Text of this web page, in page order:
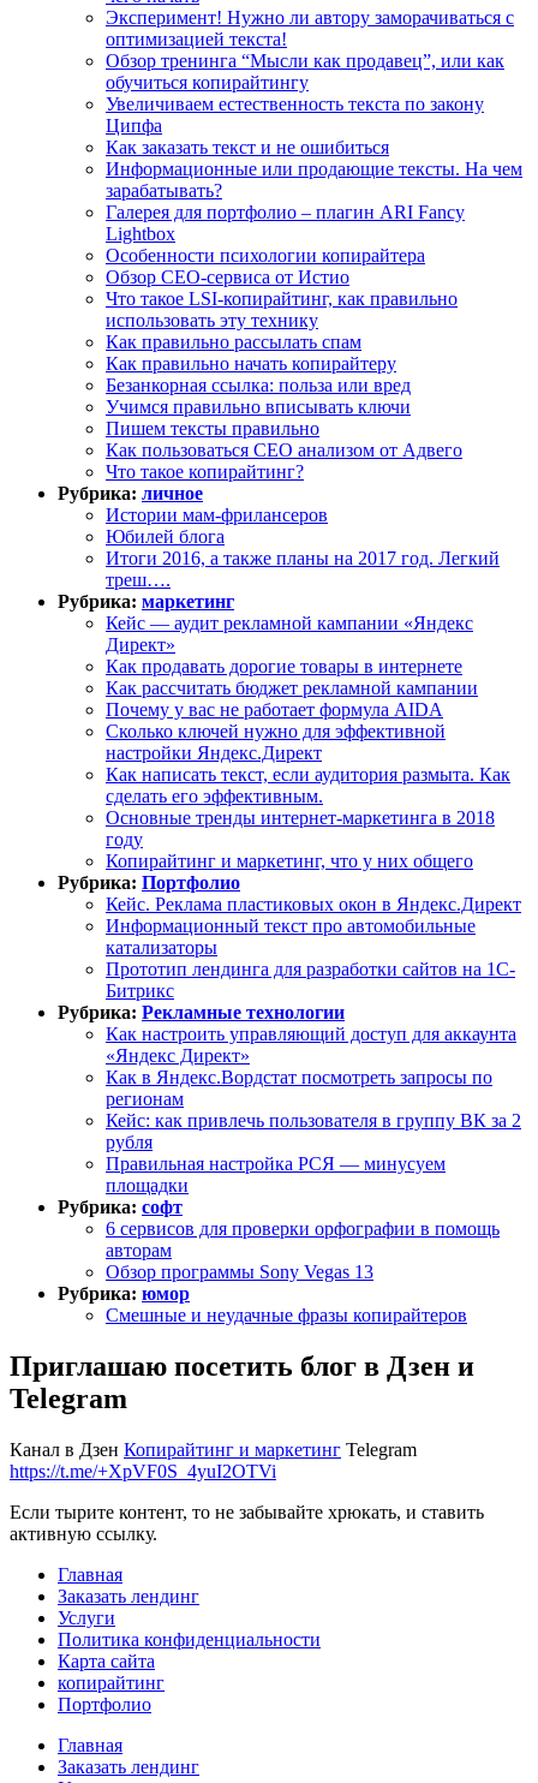
Эксперимент! Нужно ли автору заморачиваться с
оптимизацией текста!
Обзор тренинга “Мысли как продавец”, или как
обучиться копирайтингу
Увеличиваем естественность текста по закону
Ципфа
Как заказать текст и не ошибиться
Информационные или продающие тексты. На чем
зарабатывать?
Галерея для портфолио – плагин ARI Fancy
Lightbox
Особенности психологии копирайтера
Обзор СЕО-сервиса от Истио
Что такое LSI-копирайтинг, как правильно
использовать эту технику
Как правильно рассылать спам
Как правильно начать копирайтеру
Безанкорная ссылка: польза или вред
Учимся правильно вписывать ключи
Пишем тексты правильно
Как пользоваться СЕО анализом от Адвего
Что такое копирайтинг?
Рубрика: личное
Истории мам-фрилансеров
Юбилей блога
Итоги 2016, а также планы на 2017 год. Легкий
треш….
Рубрика: маркетинг
Кейс — аудит рекламной кампании «Яндекс
Директ»
Как продавать дорогие товары в интернете
Как рассчитать бюджет рекламной кампании
Почему у вас не работает формула AIDA
Сколько ключей нужно для эффективной
настройки Яндекс.Директ
Как написать текст, если аудитория размыта. Как
сделать его эффективным.
Основные тренды интернет-маркетинга в 2018
году
Копирайтинг и маркетинг, что у них общего
Рубрика: Портфолио
Кейс. Реклама пластиковых окон в Яндекс.Директ
Информационный текст про автомобильные
катализаторы
Прототип лендинга для разработки сайтов на 1С-
Битрикс
Рубрика: Рекламные технологии
Как настроить управляющий доступ для аккаунта
«Яндекс Директ»
Как в Яндекс.Вордстат посмотреть запросы по
регионам
Кейс: как привлечь пользователя в группу ВК за 2
рубля
Правильная настройка РСЯ — минусуем
площадки
Рубрика: софт
6 сервисов для проверки орфографии в помощь
авторам
Обзор программы Sony Vegas 13
Рубрика: юмор
Смешные и неудачные фразы копирайтеров
Приглашаю посетить блог в Дзен и
Telegram
Канал в Дзен Копирайтинг и маркетинг Telegram
https://t.me/+XpVF0S_4yuI2OTVi
Если тырите контент, то не забывайте хрюкать, и ставить
активную ссылку.
Главная
Заказать лендинг
Услуги
Политика конфиденциальности
Карта сайта
копирайтинг
Портфолио
Главная
Заказать лендинг